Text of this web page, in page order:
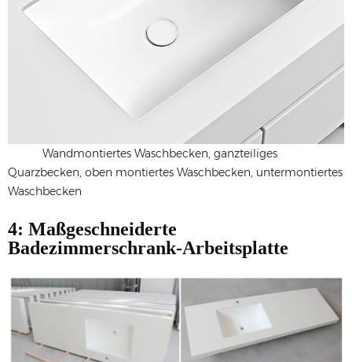
Wandmontiertes Waschbecken, ganzteiliges
Quarzbecken, oben montiertes Waschbecken, untermontiertes
Waschbecken
4: Maßgeschneiderte
Badezimmerschrank-Arbeitsplatte